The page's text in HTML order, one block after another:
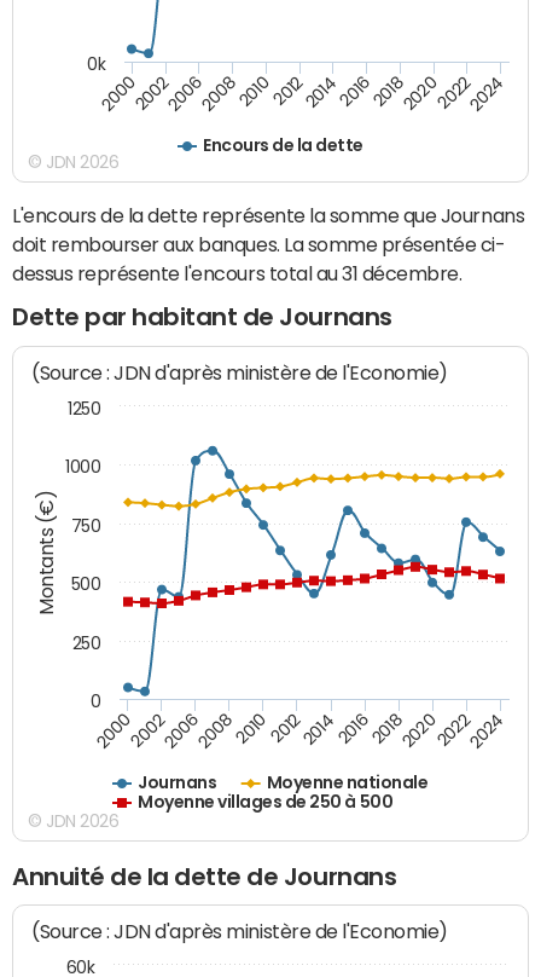
Encours de la dette
200020022006200820102012201420162018202020222024
0k
© JDN 2026
L'encours de la dette représente la somme que Journans
doit rembourser aux banques. La somme présentée ci-
dessus représente l'encours total au 31 décembre.
Dette par habitant de Journans
Montants (€)
(Source : JDN d'après ministère de l'Economie)
Journans
Moyenne nationale
Moyenne villages de 250 à 500
200020022006200820102012201420162018202020222024
0
250
500
750
1000
1250
© JDN 2026
Annuité de la dette de Journans
(Source : JDN d'après ministère de l'Economie)
60k